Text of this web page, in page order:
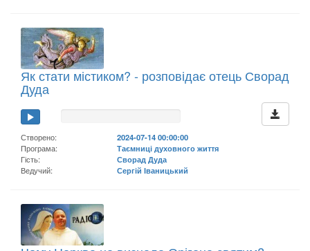
Як стати містиком? - розповідає отець Сворад
Дуда
Створено:
2024-07-14 00:00:00
Програма:
Таємниці духовного життя
Гість:
Сворад Дуда
Ведучий:
Сергій Іваницький